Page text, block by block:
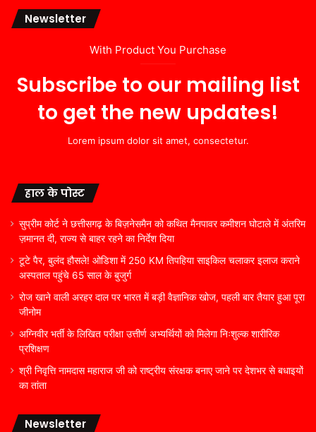
Newsletter
With Product You Purchase
Subscribe to our mailing list
to get the new updates!
Lorem ipsum dolor sit amet, consectetur.
हाल के पोस्ट
सुप्रीम कोर्ट ने छत्तीसगढ़ के बिज़नेसमैन को कथित मैनपावर कमीशन घोटाले में अंतरिम
ज़मानत दी, राज्य से बाहर रहने का निर्देश दिया
टूटे पैर, बुलंद हौसले! ओडिशा में 250 KM तिपहिया साइकिल चलाकर इलाज कराने
अस्पताल पहुंचे 65 साल के बुजुर्ग
रोज खाने वाली अरहर दाल पर भारत में बड़ी वैज्ञानिक खोज, पहली बार तैयार हुआ पूरा
जीनोम
अग्निवीर भर्ती के लिखित परीक्षा उत्तीर्ण अभ्यर्थियों को मिलेगा निःशुल्क शारीरिक
प्रशिक्षण
श्री निवृत्ति नामदास महाराज जी को राष्ट्रीय संरक्षक बनाए जाने पर देशभर से बधाइयों
का तांता
Newsletter